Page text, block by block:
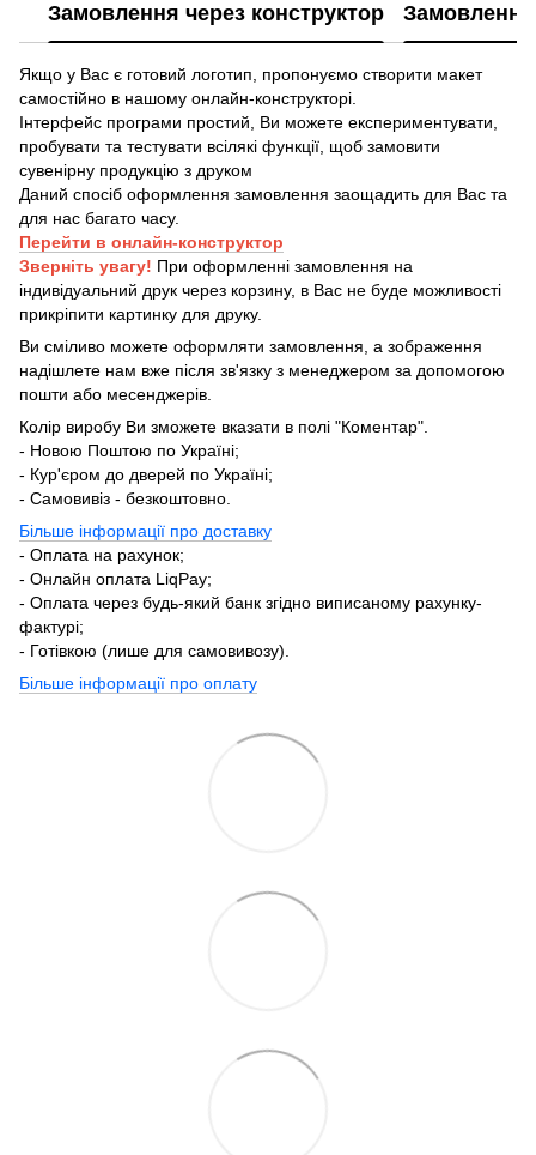
Замовлення через конструктор Замовлення
Якщо у Вас є готовий логотип, пропонуємо створити макет
самостійно в нашому онлайн-конструкторі.
Інтерфейс програми простий, Ви можете експериментувати,
пробувати та тестувати всілякі функції, щоб замовити
сувенірну продукцію з друком
Даний спосіб оформлення замовлення заощадить для Вас та
для нас багато часу.
Перейти в онлайн-конструктор
Зверніть увагу! При оформленні замовлення на
індивідуальний друк через корзину, в Вас не буде можливості
прикріпити картинку для друку.
Ви сміливо можете оформляти замовлення, а зображення
надішлете нам вже після зв'язку з менеджером за допомогою
пошти або месенджерів.
Колір виробу Ви зможете вказати в полі "Коментар".
- Новою Поштою по Україні;
- Кур'єром до дверей по Україні;
- Самовивіз - безкоштовно.
Більше інформації про доставку
- Оплата на рахунок;
- Онлайн оплата LiqPay;
- Оплата через будь-який банк згідно виписаному рахунку-
фактурі;
- Готівкою (лише для самовивозу).
Більше інформації про оплату